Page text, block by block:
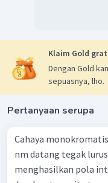
Klaim Gold
Dengan Gold
sepuasnya, lho.
Pertanyaan serupa
Cahaya
nm datang tegak
menghasilkan pola